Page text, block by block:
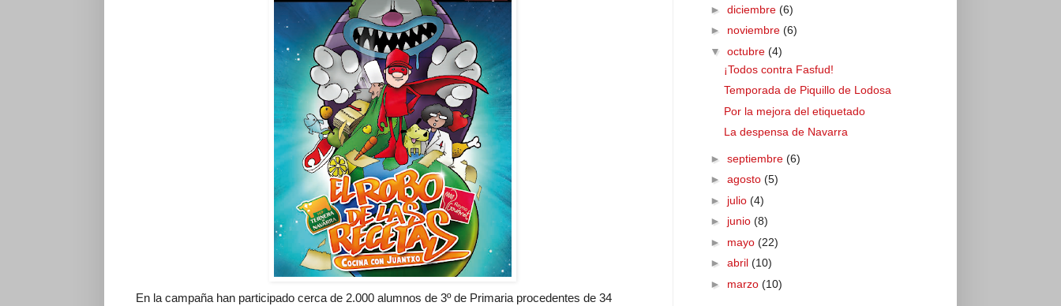
En la campaña han participado cerca de 2.000 alumnos de 3º de Primaria procedentes de 34
► diciembre (6)
► noviembre (6)
▼ octubre (4)
¡Todos contra Fasfud!
Temporada de Piquillo de Lodosa
Por la mejora del etiquetado
La despensa de Navarra
► septiembre (6)
► agosto (5)
► julio (4)
► junio (8)
► mayo (22)
► abril (10)
► marzo (10)